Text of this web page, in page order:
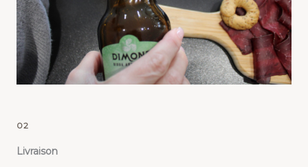
02
Livraison